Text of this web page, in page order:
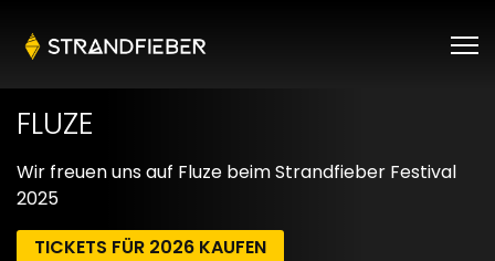
FLUZE
Wir freuen uns auf Fluze beim Strandfieber Festival
2025
TICKETS FÜR 2026 KAUFEN